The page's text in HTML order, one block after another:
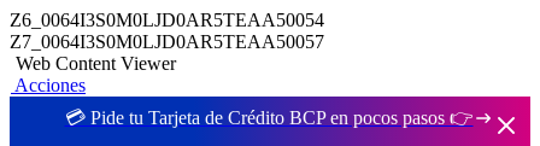
Z6_0064I3S0M0LJD0AR5TEAA50054
Z7_0064I3S0M0LJD0AR5TEAA50057
Web Content Viewer
Acciones
💳 Pide tu Tarjeta de Crédito BCP en pocos pasos 👉